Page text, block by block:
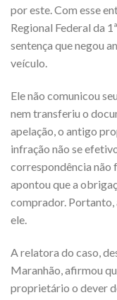
por este. Com esse
Regional Federal da
sentença que negou
veículo.
Ele não comunicou
nem transferiu o
apelação, o antigo
infração não se
correspondência não
apontou que a
comprador. Portanto,
ele.
A relatora do caso,
Maranhão, afirmou
proprietário o dever